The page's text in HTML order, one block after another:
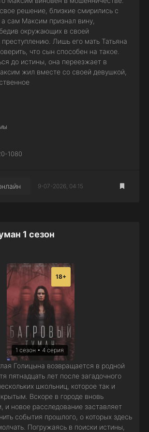
решение, близкие смирились с
сам Максим признал вину,
окружающих в своей
преступлению. Лишь его мать Татьяна
что сын способен на такое.
до истины, она переезжает в
жил вместе со своей девушкой,
1080
9-07-2026, 04:15
1 сезон
1 сезон • 4 серия
18+
Голицына возвращается в родной
пятнадцать лет после загадочного
школьниц, которое так и
Вскоре в городе вновь
и новое расследование заставляет
события прошлого, о которых здесь
Погружаясь в поиски истины,